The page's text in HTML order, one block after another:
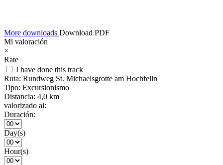
More downloads Download PDF
Mi valoración
×
Rate
I have done this track
Ruta: Rundweg St. Michaelsgrotte am Hochfelln
Tipo: Excursionismo
Distancia: 4,0 km
valorizado al:
Duración:
Day(s)
Hour(s)